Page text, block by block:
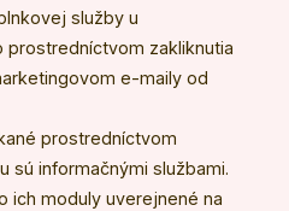
služby u
zakliknutia
e-maily od
prostredníctvom
sú informačnými službami.
ich moduly uverejnené na